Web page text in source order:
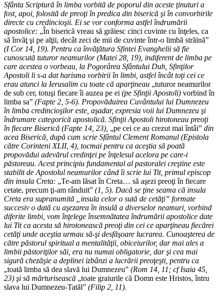
Sfânta Scriptură în limba vorbită de poporul din aceste ţinuturi a
fost, apoi, folosită de preoţi în predica din biserică şi în convorbirile
directe cu credincioşii. Ei se vor conforma astfel îndrumării
apostolice: „În biserică vreau să grăiesc cinci cuvinte cu înţeles, ca
să învăţ şi pe alţii, decât zeci de mii de cuvinte într-o limbă străină”
(I Cor 14, 19). Pentru ca învăţătura Sfintei Evanghelii să fie
cunoscută tuturor neamurilor (Matei 28, 19), indiferent de limba pe
care acestea o vorbeau, la Pogorârea Sfântului Duh, Sfinţilor
Apostoli li s-a dat harisma vorbirii în limbi, astfel încât toţi cei ce
erau atunci la Ierusalim cu toate că aparţineau „tuturor neamurilor
de sub cer, totuşi fiecare îi auzea pe ei (pe Sfinţii Apostoli) vorbind în
limba sa” (Fapte 2, 5-6). Propovăduirea Cuvântului lui Dumnezeu
în limba credincioşilor este, aşadar, expresia voii lui Dumnezeu şi
îndrumare categorică apostolică. Sfinţii Apostoli hirotoneau preoţi
în fiecare Biserică (Fapte 14, 23), „pe cei ce au crezut mai întâi” din
acea Biserică, după cum scrie Sfântul Clement Romanul (Epistola
către Corinteni XLII, 4), tocmai pentru ca aceştia să poată
propovădui adevărul credinţei pe înţelesul acelora pe care-i
păstoreau. Acest principiu fundamental al pastoralei creştine este
stabilit de Apostolul neamurilor când îi scrie lui Tit, primul episcop
din insula Creta: „Te-am lăsat în Creta… să aşezi preoţi în fiecare
cetate, precum ţi-am rânduit” (1, 5). Dacă se ţine seama că insula
Creta era supranumită „insula celor o sută de cetăţi” formate
succesiv o dată cu aşezarea în insulă a diverselor neamuri, vorbind
diferite limbi, vom înţelege însemnătatea îndrumării apostolice date
lui Tit ca acesta să hirotonească preoţi din cei ce aparţineau fiecărei
cetăţi unde aceştia urmau să-şi desfăşoare lucrarea. Cunoaşterea de
către păstorul spiritual a mentalităţii, obiceiurilor, dar mai ales a
limbii păstoriţilor săi, era nu numai obligatorie, dar şi cea mai
sigură chezăşie a deplinei izbânzi a lucrării preoţeşti, pentru ca
„toată limba să dea slavă lui Dumnezeu” (Rom 14, 11; cf Isaia 45,
23) şi să mărturisească „toate graiurile că Domn este Hristos, întru
slava lui Dumnezeu-Tatăl” (Filip 2, 11).